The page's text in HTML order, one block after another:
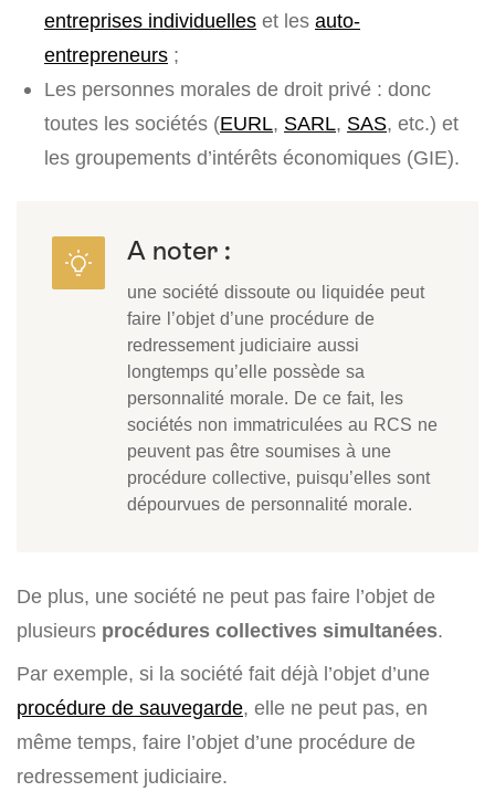
entreprises individuelles et les auto-
entrepreneurs ;
Les personnes morales de droit privé : donc
toutes les sociétés (EURL, SARL, SAS, etc.) et
les groupements d’intérêts économiques (GIE).
A noter :
une société dissoute ou liquidée peut
faire l’objet d’une procédure de
redressement judiciaire aussi
longtemps qu’elle possède sa
personnalité morale. De ce fait, les
sociétés non immatriculées au RCS ne
peuvent pas être soumises à une
procédure collective, puisqu’elles sont
dépourvues de personnalité morale.
De plus, une société ne peut pas faire l’objet de
plusieurs procédures collectives simultanées.
Par exemple, si la société fait déjà l’objet d’une
procédure de sauvegarde, elle ne peut pas, en
même temps, faire l’objet d’une procédure de
redressement judiciaire.